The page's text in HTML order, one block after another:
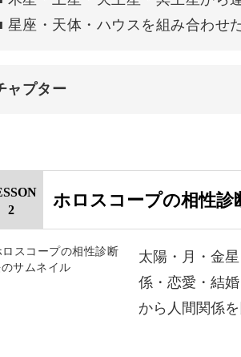
事で苦手な人がいる
との折り合いが難しい
なお悩みは、占星術で解決するか
星座・天体・ハウスを組み合わせ
ャプター
金運について
恋愛運について
健康運について
2
ホロスコープの相性診
太陽・月・金
係・恋愛・結
から人間関係